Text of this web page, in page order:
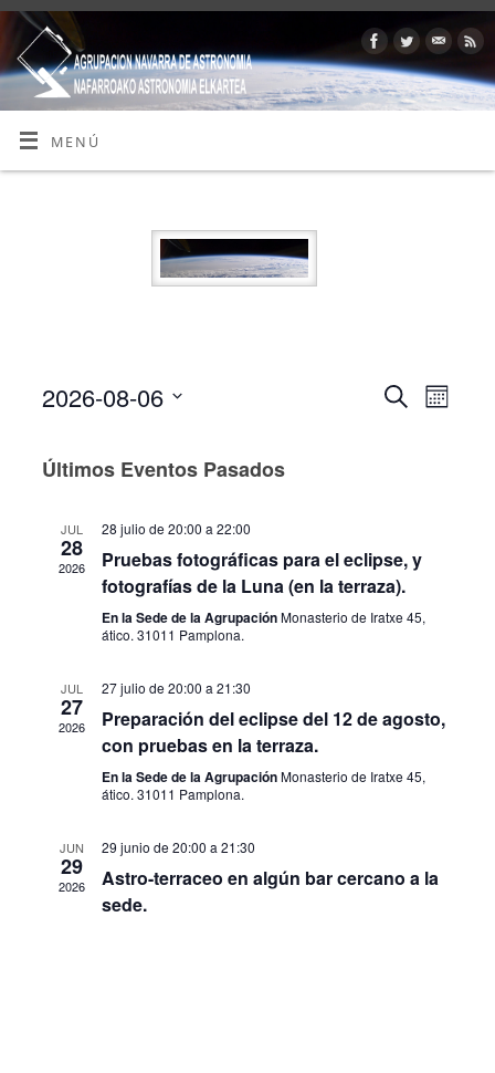
MENÚ
y
vistas
Eventos
Buscar
Mes
2026-08-06
Últimos Eventos Pasados
JUL
28
2026
28 julio de 20:00 a22:00
Pruebas fotográficas para el eclipse, y
fotografías de la Luna (en la terraza).
En la Sede de la AgrupaciónMonasterio de Iratxe 45,
ático. 31011 Pamplona.
JUL
27
2026
27 julio de 20:00 a21:30
Preparación del eclipse del 12 de agosto,
con pruebas en la terraza.
En la Sede de la AgrupaciónMonasterio de Iratxe 45,
ático. 31011 Pamplona.
JUN
29
2026
29 junio de 20:00 a21:30
Astro-terraceo en algún bar cercano a la
sede.